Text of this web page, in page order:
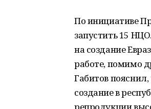
По инициативе
запустить 15
на создание
работе, помимо
Габитов
создание в